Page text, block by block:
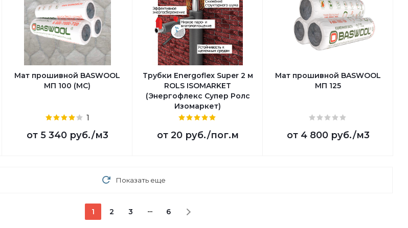
Мат прошивной BASWOOL
МП 100 (МС)
1
от 5 340 руб./м3
Трубки Energoflex Super 2 м
ROLS ISOMARKET
(Энергофлекс Супер Ролс
Изомаркет)
от 20 руб./пог.м
Мат прошивной BASWOOL
МП 125
от 4 800 руб./м3
Показать еще
1 2 3 6